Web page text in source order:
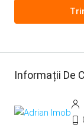
Informații De